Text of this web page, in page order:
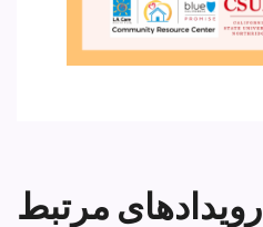
رویدادهای مرتبط